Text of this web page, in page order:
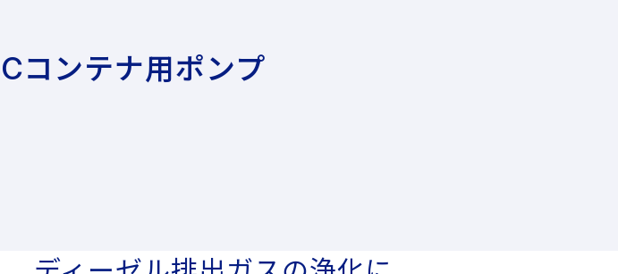
コンテナ用ポンプ